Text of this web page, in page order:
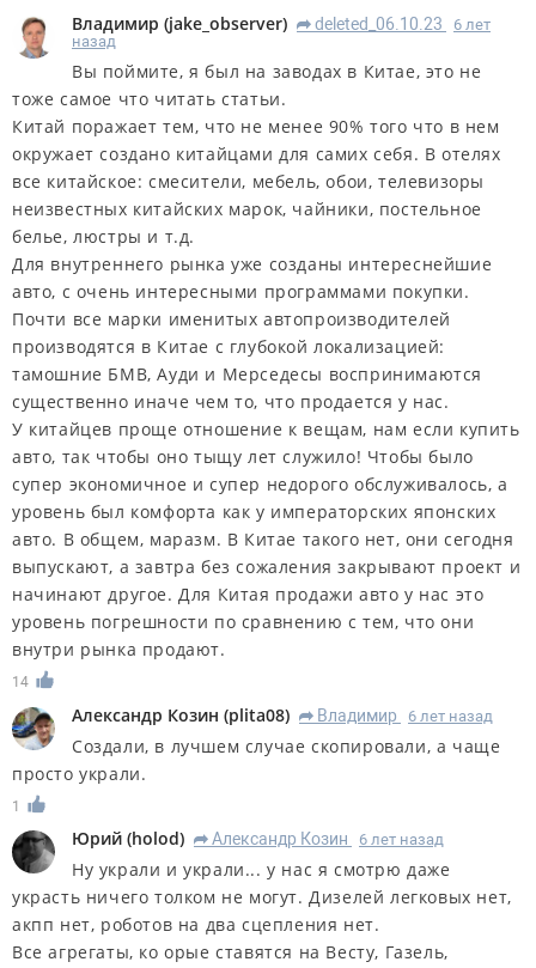
Владимир (jake_observer) R deleted_06.10.23
6 лет
назад
Вы поймите, я был на заводах в Китае, это не
тоже самое что читать статьи.
Китай поражает тем, что не менее 90% того что в нем
окружает создано китайцами для самих себя. В отелях
все китайское: смесители, мебель, обои, телевизоры
неизвестных китайских марок, чайники, постельное
белье, люстры и т.д.
Для внутреннего рынка уже созданы интереснейшие
авто, с очень интересными программами покупки.
Почти все марки именитых автопроизводителей
производятся в Китае с глубокой локализацией:
тамошние БМВ, Ауди и Мерседесы воспринимаются
существенно иначе чем то, что продается у нас.
У китайцев проще отношение к вещам, нам если купить
авто, так чтобы оно тыщу лет служило! Чтобы было
супер экономичное и супер недорого обслуживалось, а
уровень был комфорта как у императорских японских
авто. В общем, маразм. В Китае такого нет, они сегодня
выпускают, а завтра без сожаления закрывают проект и
начинают другое. Для Китая продажи авто у нас это
уровень погрешности по сравнению с тем, что они
внутри рынка продают.
14
Александр Козин (plita08) R Владимир 6 лет назад
Создали, в лучшем случае скопировали, а чаще
просто украли.
1
Юрий (holod) R Александр Козин 6 лет назад
Ну украли и украли... у нас я смотрю даже
украсть ничего толком не могут. Дизелей легковых нет,
акпп нет, роботов на два сцепления нет.
Все агрегаты, ко орые ставятся на Весту, Газель,